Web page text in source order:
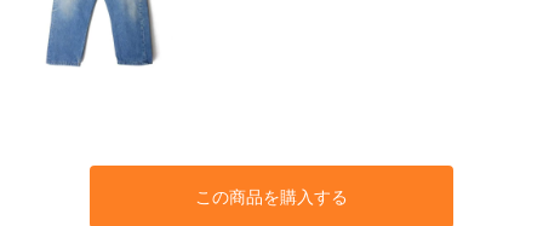
この商品を購入する